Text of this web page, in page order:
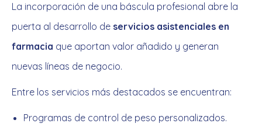
La incorporación de una báscula profesional abre la
puerta al desarrollo de servicios asistenciales en
farmacia que aportan valor añadido y generan
nuevas líneas de negocio.
Entre los servicios más destacados se encuentran:
Programas de control de peso personalizados.